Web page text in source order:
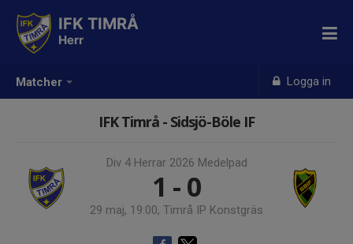
Matcher Logga in
IFK TIMRÅ
Herr
IFK Timrå - Sidsjö-Böle IF
Div 4 Herrar 2026 Medelpad
1 - 0
29 maj, 19:00, Timrå IP Konstgräs